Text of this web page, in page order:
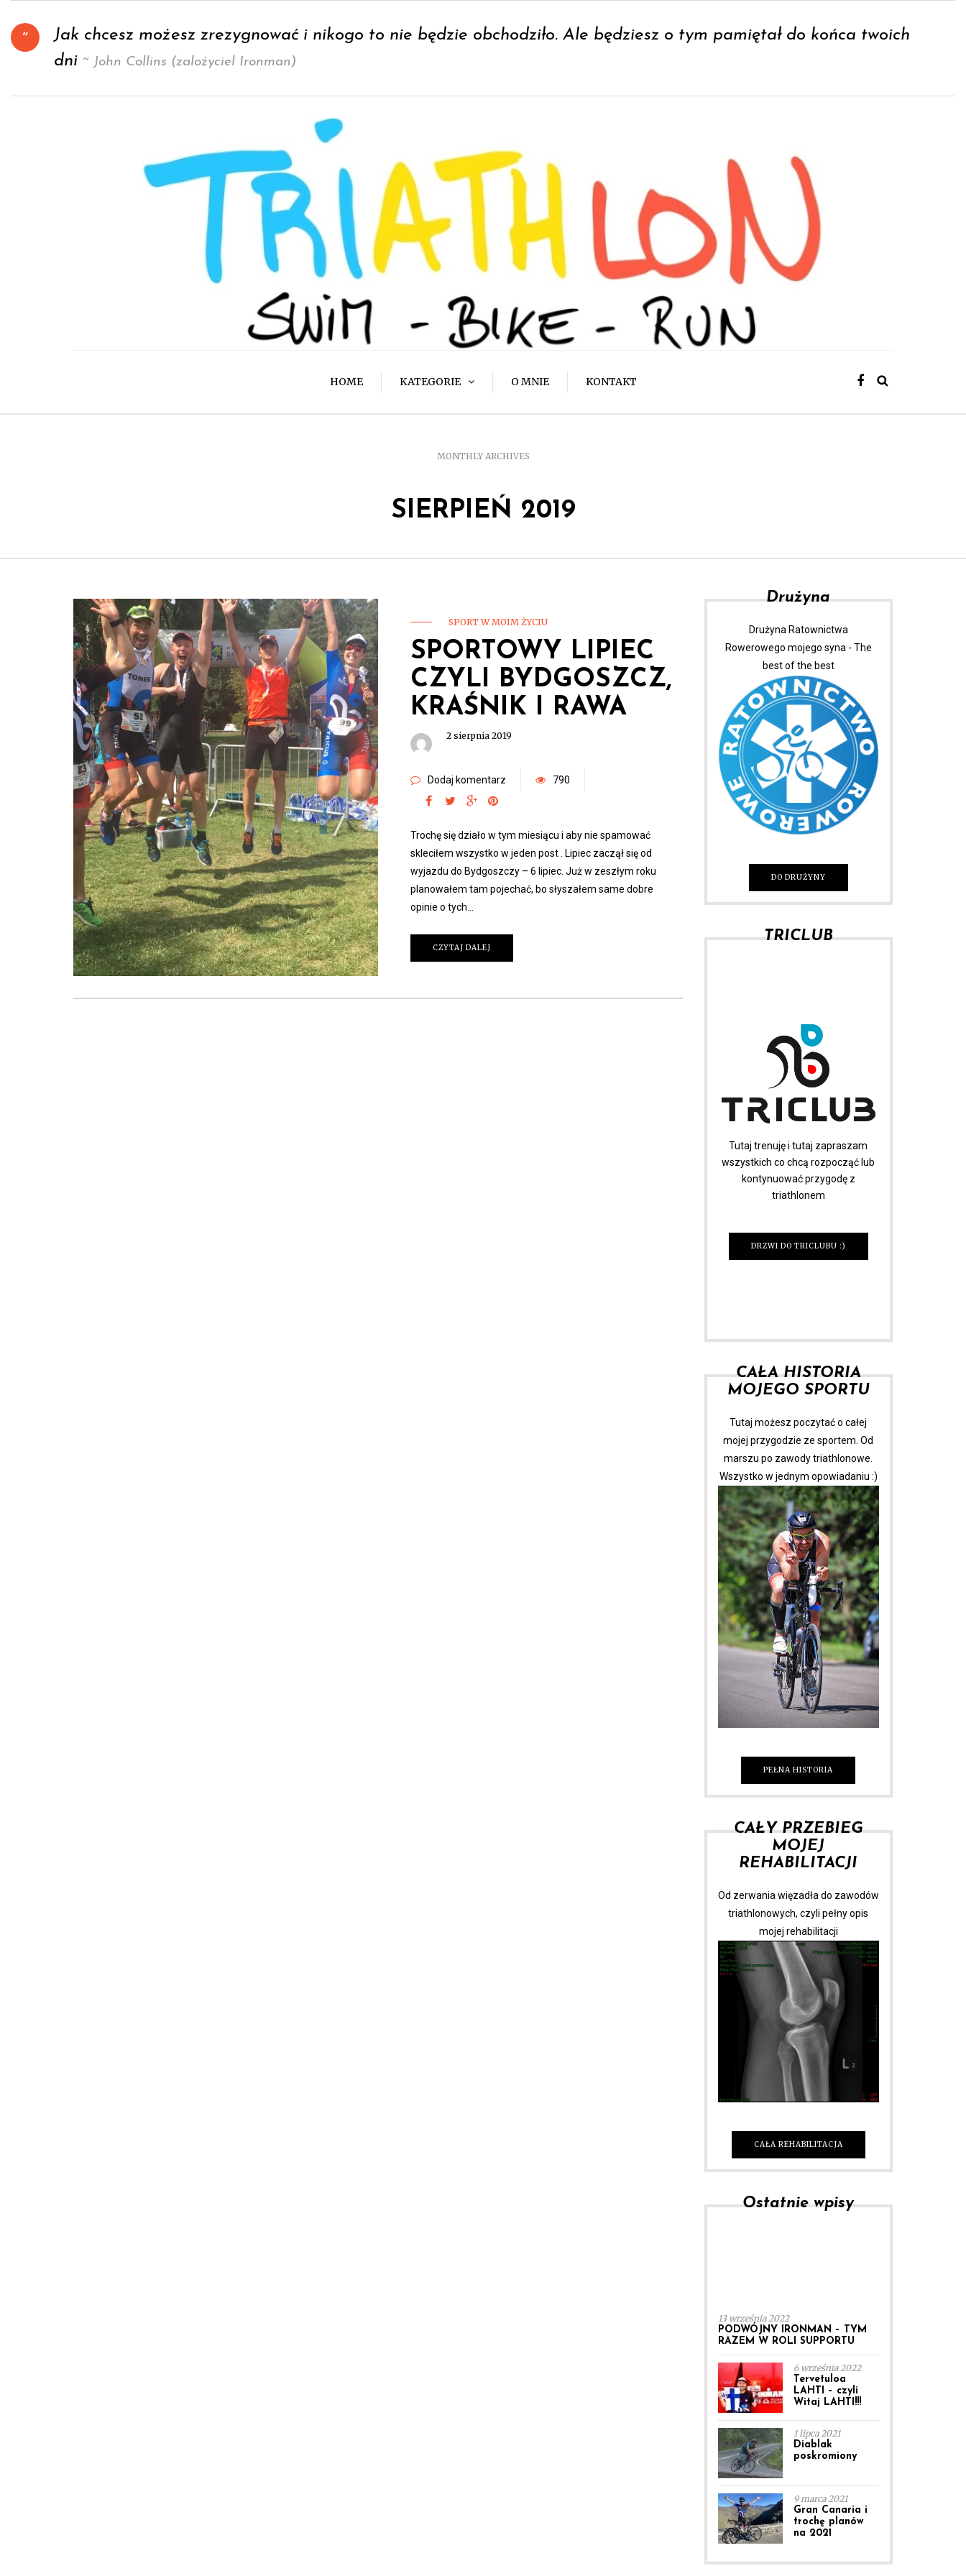
Jak chcesz możesz zrezygnować i nikogo to nie będzie obchodziło. Ale będziesz o tym pamiętał do końca twoich
dni ~ John Collins (zalożyciel Ironman)
HOME KATEGORIE O MNIE KONTAKT
MONTHLY ARCHIVES
SIERPIEŃ 2019
SPORT W MOIM ŻYCIU
SPORTOWY LIPIEC
CZYLI BYDGOSZCZ,
KRAŚNIK I RAWA
2 sierpnia 2019
Dodaj komentarz 790
Trochę się działo w tym miesiącu i aby nie spamować
skleciłem wszystko w jeden post . Lipiec zaczął się od
wyjazdu do Bydgoszczy – 6 lipiec. Już w zeszłym roku
planowałem tam pojechać, bo słyszałem same dobre
opinie o tych…
CZYTAJ DALEJ
Drużyna
Drużyna Ratownictwa
Rowerowego mojego syna - The
best of the best
DO DRUŻYNY
TRICLUB
Tutaj trenuję i tutaj zapraszam
wszystkich co chcą rozpocząć lub
kontynuować przygodę z
triathlonem
DRZWI DO TRICLUBU :)
CAŁA HISTORIA
MOJEGO SPORTU
Tutaj możesz poczytać o całej
mojej przygodzie ze sportem. Od
marszu po zawody triathlonowe.
Wszystko w jednym opowiadaniu :)
PEŁNA HISTORIA
CAŁY PRZEBIEG
MOJEJ
REHABILITACJI
Od zerwania więzadła do zawodów
triathlonowych, czyli pełny opis
mojej rehabilitacji
CAŁA REHABILITACJA
Ostatnie wpisy
13 września 2022
PODWÓJNY IRONMAN – TYM
RAZEM W ROLI SUPPORTU
6 września 2022
Tervetuloa
LAHTI – czyli
Witaj LAHTI!!!
1 lipca 2021
Diablak
poskromiony
9 marca 2021
Gran Canaria i
trochę planów
na 2021